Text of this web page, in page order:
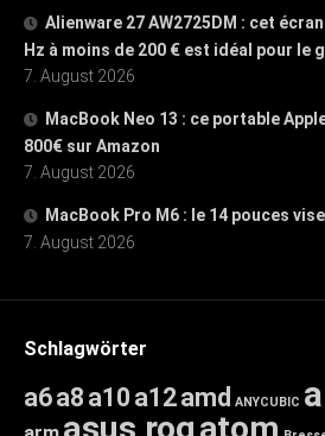
Alienware 27 AW2725DM : cet
Hz à moins de 200 € est idéal pour le
7. August 2026
MacBook Neo 13 : ce portable
800€ sur Amazon
7. August 2026
MacBook Pro M6 : le 14 pouces
7. August 2026
Schlagwörter
a6a8 a10 a12amd ANYCUBIC
asus rogatom